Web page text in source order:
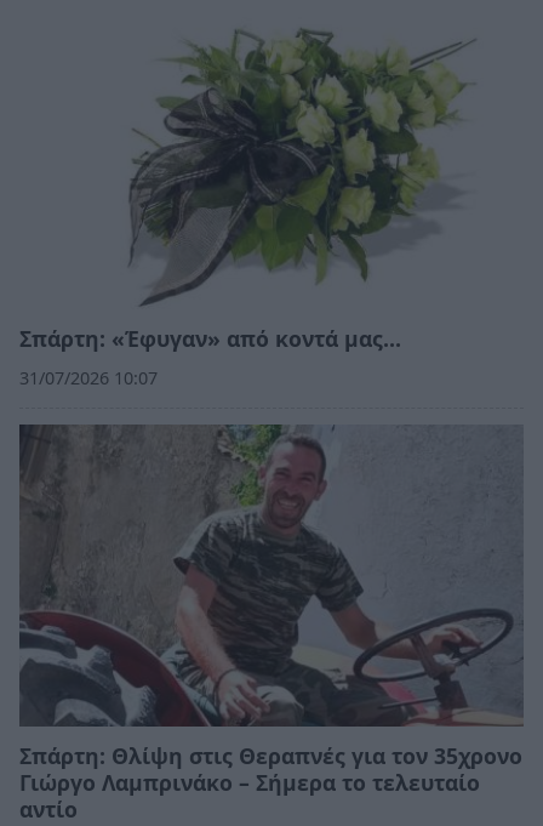
Σπάρτη: «Έφυγαν» από κοντά μας…
31/07/2026 10:07
Σπάρτη: Θλίψη στις Θεραπνές για τον 35χρονο
Γιώργο Λαμπρινάκο – Σήμερα το τελευταίο
αντίο